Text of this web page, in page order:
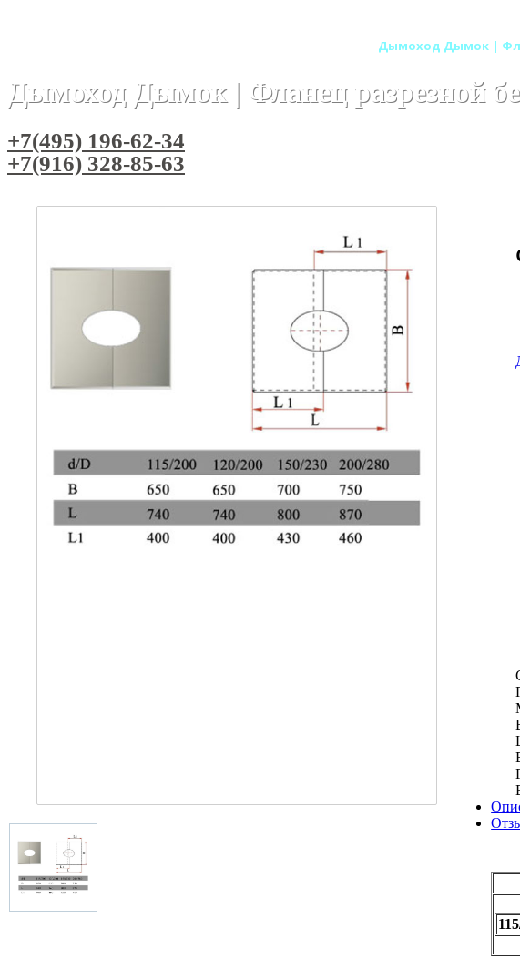
Дымоход Дымок |
Дымоход Дымок | Фланец разрезной
+7(495) 196-62-34
+7(916) 328-85-63